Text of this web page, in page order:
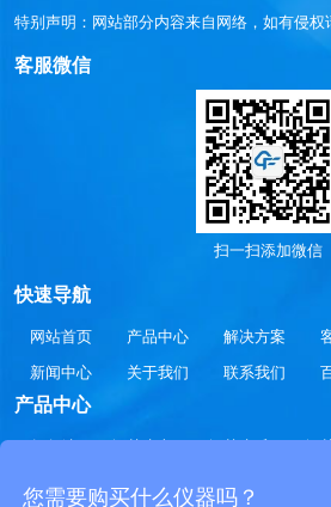
特别声明：网站部分内容来自网络，如有侵权
客服微信
扫一扫添加微信
快速导航
网站首页 产品中心 解决方案
新闻中心
关于我们 联系我们
产品中心
智慧光伏
智慧环境
您需要购买什么仪器吗？